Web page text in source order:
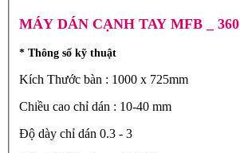
MÁY DÁN CẠNH TAY MFB _ 360
* Thông số kỹ thuật
Kích Thước bàn : 1000 x 725mm
Chiều cao chỉ dán : 10-40 mm
Độ dày chỉ dán 0.3 - 3